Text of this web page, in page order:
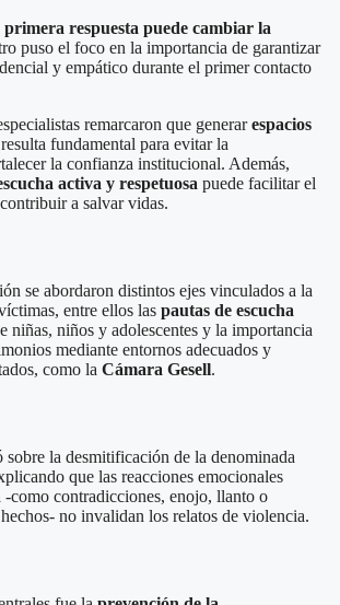
respuesta puede cambiar la
puso el foco en la importancia de garantizar
y empático durante el primer contacto
remarcaron que generarespacios
resulta fundamental para evitar la
la confianza institucional. Además,
activa y respetuosa puede facilitar el
a salvar vidas.
se abordaron distintos ejes vinculados a la
entre ellos las pautas de escucha
niñas, niños y adolescentes y la importancia
mediante entornos adecuados y
como la Cámara Gesell.
sobre la desmitificación de la denominada
que las reacciones emocionales
-como contradicciones, enojo, llanto o
no invalidan los relatos de violencia.